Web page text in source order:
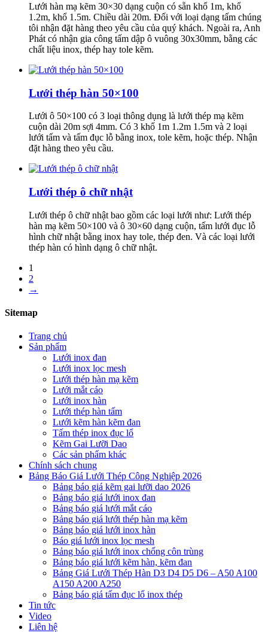
Lưới hàn mạ kẽm 30×30 dạng cuộn có sẵn khổ 1m, khổ
1.2m, khổ 1.5m. Chiều dài 20m. Đối với loại dạng tấm chúng
tôi nhận đặt hàng theo yêu cầu của quý khách. Ngoài ra, Anh
Phát có nhận gia công tấm dập ô vuông 30x30mm, bằng các
chất liệu inox, thép hay tole kẽm.
Lưới thép hàn 50×100
Lưới ô 50×100 có 3 loại thông dụng là lưới thép mạ kẽm
cuộn dài 20m sợi 4mm. Có 3 khổ 1m 1.2m 1.5m và 2 loại
lưới tấm và tấm đục lỗ bằng inox, tole kẽm, hoặc thép. Nhận
đặt hàng theo yêu cầu.
Lưới thép ô chữ nhật
Lưới thép ô chữ nhật bao gồm các loại lưới như: Lưới thép
hàn mạ kẽm 50×100 và ô 30×60 dạng cuộn, tấm lưới đục lỗ
hình chữ nhật bằng inox hay tole, thép đen. Và các loại lưới
thép hàn có hình dạng ô chữ nhật.
1
2
→
Sitemap
Trang chủ
Sản phẩm
Lưới inox đan
Lưới inox lọc mesh
Lưới thép hàn mạ kẽm
Lưới mắt cáo
Lưới inox hàn
Lưới thép hàn tấm
Lưới kẽm hàn kẽm đan
Tấm thép inox đục lổ
Kẽm Gai Lưỡi Dao
Các sản phẩm khác
Chính sách chung
Bảng Báo Giá Lưới Thép Công Nghiệp 2026
Bảng báo giá kẽm gai lưỡi dao 2026
Bảng báo giá lưới inox đan
Bảng báo giá lưới mắt cáo
Bảng báo giá lưới thép hàn mạ kẽm
Bảng báo giá lưới inox hàn
Báo giá lưới inox lọc mesh
Bảng báo giá lưới inox chống côn trùng
Bảng báo giá lưới kẽm hàn, kẽm đan
Bảng Giá Lưới Thép Hàn D3 D4 D5 D6 – A50 A100
A150 A200 A250
Bảng báo giá tấm đục lổ inox thép
Tin tức
Video
Liên hệ